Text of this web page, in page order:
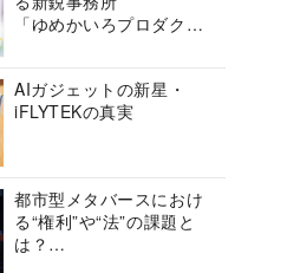
「ゆめかいろプロダクシ
AIガジェットの新星・
iFLYTEKの真実
都市型メタバースにおけ
る“権利”や“法”の課題と
は？